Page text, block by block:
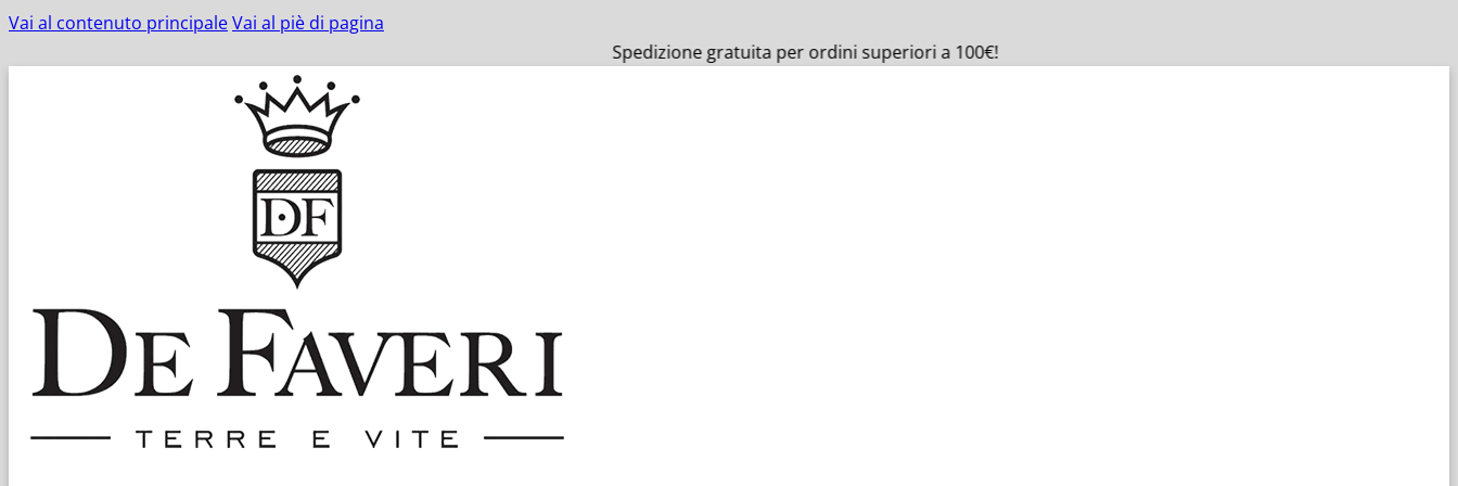
Vai al contenuto principaleVai al piè di pagina
Spedizione gratuita per ordini superiori a 100€!